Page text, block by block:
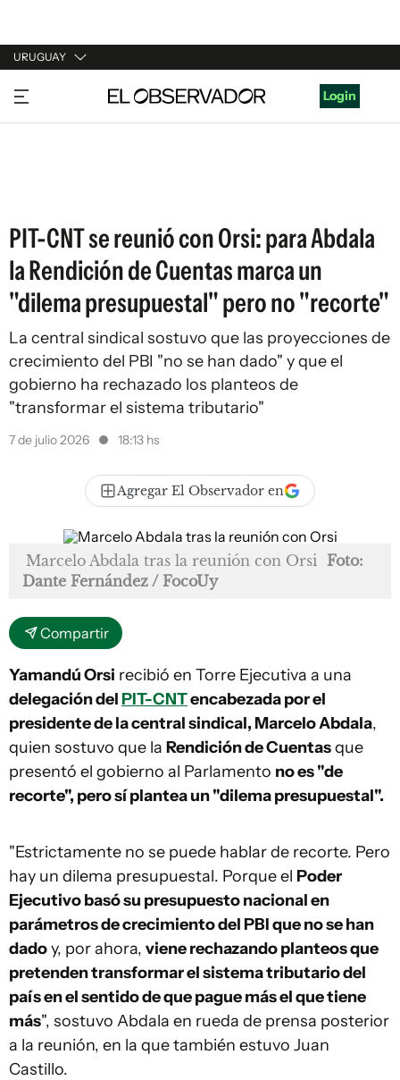
URUGUAY
URUGUAY
ARGENTINA
Login
PIT-CNT se reunió con Orsi: para Abdala
la Rendición de Cuentas marca un
"dilema presupuestal" pero no "recorte"
La central sindical sostuvo que las proyecciones de
crecimiento del PBI "no se han dado" y que el
gobierno ha rechazado los planteos de
"transformar el sistema tributario"
7 de julio 2026 18:13 hs
Agregar El Observador en
Marcelo Abdala tras la reunión con Orsi Foto:
Dante Fernández / FocoUy
Compartir
Yamandú Orsi recibió en Torre Ejecutiva a una
delegación delPIT-CNTencabezada por el
presidente de la central sindical, Marcelo Abdala,
quien sostuvo que la Rendición de Cuentasque
presentó el gobierno al Parlamento no es "de
recorte", pero sí plantea un "dilema presupuestal".
"Estrictamente no se puede hablar de recorte. Pero
hay un dilema presupuestal. Porque el Poder
Ejecutivo basó su presupuesto nacional en
parámetros de crecimiento del PBI que no se han
dadoy, por ahora, viene rechazando planteos que
pretenden transformar el sistema tributario del
país en el sentido de que pague más el que tiene
más", sostuvo Abdala en rueda de prensa posterior
a la reunión, en la que también estuvo Juan
Castillo.